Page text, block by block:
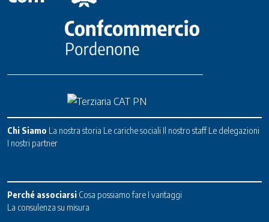
Chi Siamo La nostra storia Le cariche sociali Il nostro staff Le delegazioni
I nostri partner
Perché associarsi Cosa possiamo fare I vantaggi
La consulenza su misura